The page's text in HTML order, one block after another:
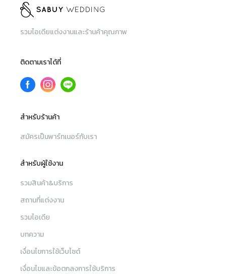
รวมไอเดียแต่งงานและร้านค้าคุณภาพ
ติดตามเราได้ที่
สำหรับร้านค้า
สมัครเป็นพาร์ทเนอร์กับเรา
สำหรับผู้ใช้งาน
รวมสินค้า&บริการ
สถานที่แต่งงาน
รวมไอเดีย
บทความ
เงื่อนไขการใช้เว็บไซต์
เงื่อนไขและข้อตกลงการใช้บริการ